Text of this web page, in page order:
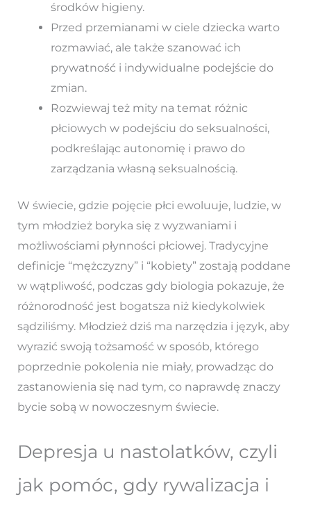
środków higieny.
Przed przemianami w ciele dziecka warto
rozmawiać, ale także szanować ich
prywatność i indywidualne podejście do
zmian.
Rozwiewaj też mity na temat różnic
płciowych w podejściu do seksualności,
podkreślając autonomię i prawo do
zarządzania własną seksualnością.
W świecie, gdzie pojęcie płci ewoluuje, ludzie, w
tym młodzież boryka się z wyzwaniami i
możliwościami płynności płciowej. Tradycyjne
definicje “mężczyzny” i “kobiety” zostają poddane
w wątpliwość, podczas gdy biologia pokazuje, że
różnorodność jest bogatsza niż kiedykolwiek
sądziliśmy. Młodzież dziś ma narzędzia i język, aby
wyrazić swoją tożsamość w sposób, którego
poprzednie pokolenia nie miały, prowadząc do
zastanowienia się nad tym, co naprawdę znaczy
bycie sobą w nowoczesnym świecie.
Depresja u nastolatków, czyli
jak pomóc, gdy rywalizacja i